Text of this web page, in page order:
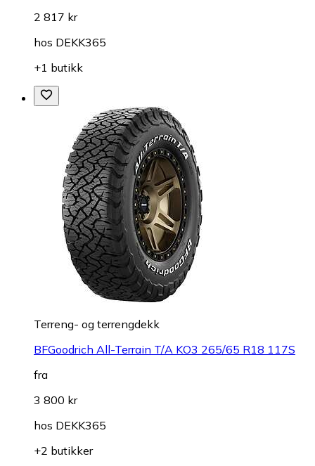
2 817 kr
hos DEKK365
+1 butikk
Terreng- og terrengdekk
BFGoodrich All-Terrain T/A KO3 265/65 R18 117S
fra
3 800 kr
hos DEKK365
+2 butikker